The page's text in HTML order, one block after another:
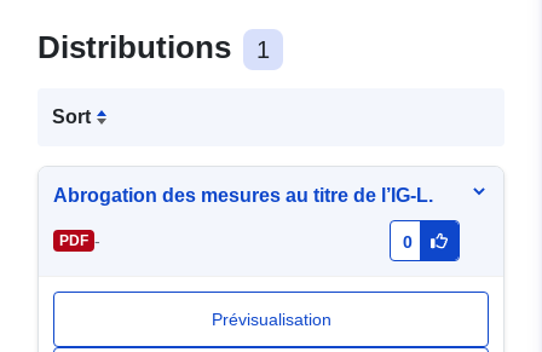
Distributions 1
Sort
Abrogation des mesures au titre de l’IG-L.
PDF - 0
Prévisualisation